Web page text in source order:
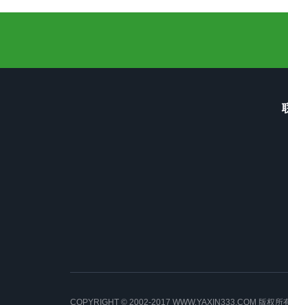
COPYRIGHT © 2002-2017 WWW.YAXIN333.COM 版权所